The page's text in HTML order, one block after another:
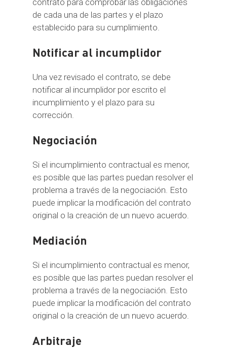
de cada una de las partes y el plazo
establecido para su cumplimiento.
Notificar al incumplidor
Una vez revisado el contrato, se debe
notificar al incumplidor por escrito el
incumplimiento y el plazo para su
corrección.
Negociación
Si el incumplimiento contractual es menor,
es posible que las partes puedan resolver el
problema a través de la negociación. Esto
puede implicar la modificación del contrato
original o la creación de un nuevo acuerdo.
Mediación
Si el incumplimiento contractual es menor,
es posible que las partes puedan resolver el
problema a través de la negociación. Esto
puede implicar la modificación del contrato
original o la creación de un nuevo acuerdo.
Arbitraje